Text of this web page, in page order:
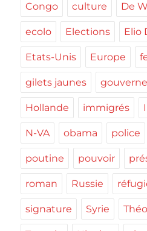
Congo culture De
ecolo Elections Elio
Etats-Unis Europe
gilets jaunes
Hollande immigrés
N-VA obama police
poutine pouvoir
roman Russie
signature Syrie